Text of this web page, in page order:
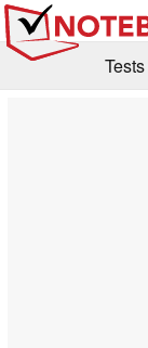
Tests